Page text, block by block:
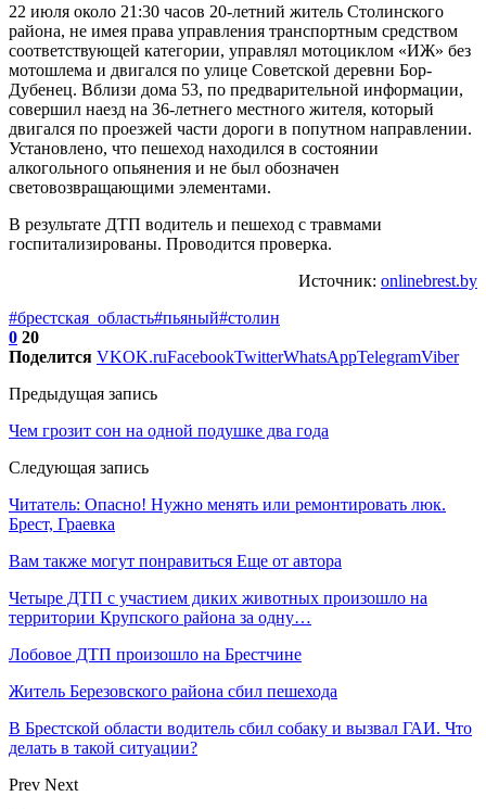
22 июля около 21:30 часов 20-летний житель Столинского
района, не имея права управления транспортным средством
соответствующей категории, управлял мотоциклом «ИЖ» без
мотошлема и двигался по улице Советской деревни Бор-
Дубенец. Вблизи дома 53, по предварительной информации,
совершил наезд на 36-летнего местного жителя, который
двигался по проезжей части дороги в попутном направлении.
Установлено, что пешеход находился в состоянии
алкогольного опьянения и не был обозначен
световозвращающими элементами.
В результате ДТП водитель и пешеход с травмами
госпитализированы. Проводится проверка.
Источник: onlinebrest.by
#брестская_область#пьяный#столин
0 20
Поделится VKOK.ruFacebookTwitterWhatsAppTelegramViber
Предыдущая запись
Чем грозит сон на одной подушке два года
Следующая запись
Читатель: Опасно! Нужно менять или ремонтировать люк.
Брест, Граевка
Вам также могут понравиться Еще от автора
Четыре ДТП с участием диких животных произошло на
территории Крупского района за одну…
Лобовое ДТП произошло на Брестчине
Житель Березовского района сбил пешехода
В Брестской области водитель сбил собаку и вызвал ГАИ. Что
делать в такой ситуации?
Prev Next